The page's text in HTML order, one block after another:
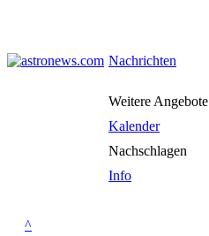
Nachrichten
Weitere Angebote
Kalender
Nachschlagen
Info
^